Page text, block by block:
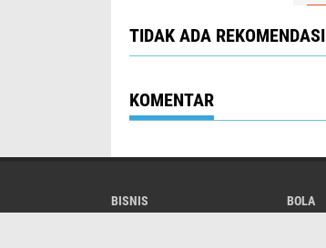
TIDAK ADA REKOMENDASI
KOMENTAR
BISNIS BOLA